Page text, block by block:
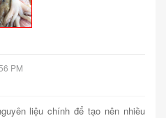
PM
liệu chính để tạo nên nhiều